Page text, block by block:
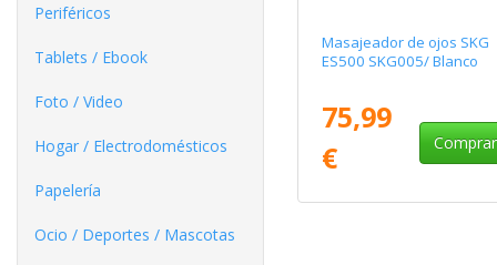
Periféricos
Tablets / Ebook
Foto / Video
Hogar / Electrodomésticos
Papelería
Ocio / Deportes / Mascotas
Masajeador de ojos SKG
ES500 SKG005/ Blanco
75,99
€
Comprar